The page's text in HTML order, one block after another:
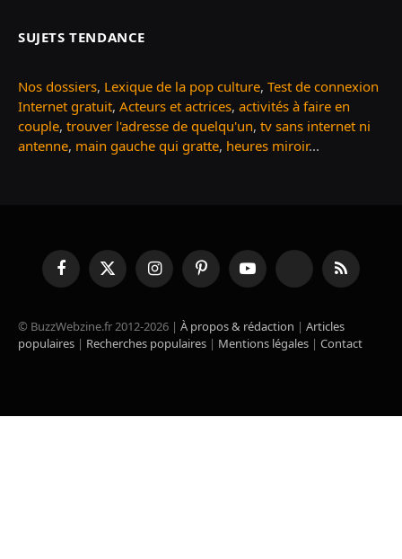
SUJETS TENDANCE
Nos dossiers, Lexique de la pop culture, Test de connexion
Internet gratuit, Acteurs et actrices, activités à faire en
couple, trouver l'adresse de quelqu'un, tv sans internet ni
antenne, main gauche qui gratte, heures miroir...
FacebookX
(Twitter)
InstagramPinterestYouTube TikTok RSS
© BuzzWebzine.fr 2012-2026 | À propos & rédaction | Articles
populaires | Recherches populaires | Mentions légales | Contact